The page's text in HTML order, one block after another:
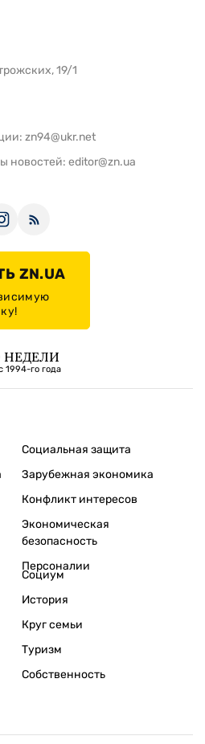
19/1
zn94@ukr.net
новостей: editor@zn.ua
ZN.UA
НЕДЕЛИ
1994-го года
Социальная защита
Зарубежная экономика
Конфликт интересов
Экономическая
безопасность
Персоналии
Социум
История
Круг семьи
Туризм
Собственность